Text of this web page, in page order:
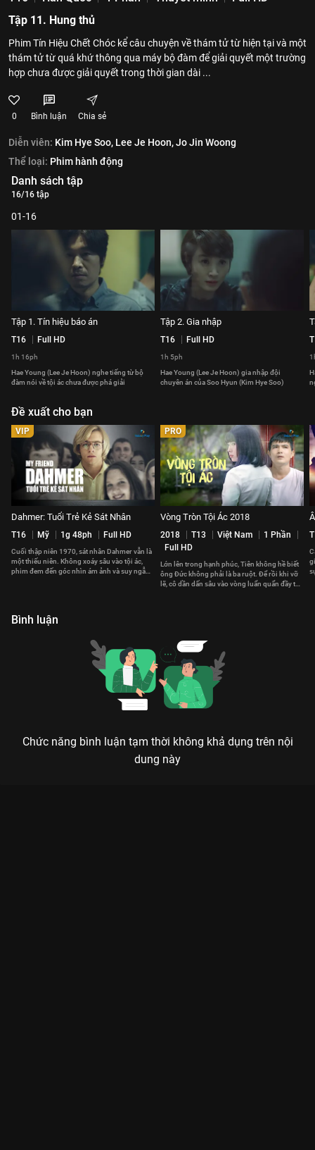
Tập 11. Hung thủ
Phim Tín Hiệu Chết Chóc kể câu chuyện về thám tử từ hiện tại và một
thám tử từ quá khứ thông qua máy bộ đàm để giải quyết một trường
hợp chưa được giải quyết trong thời gian dài ...
0 Bình luận Chia sẻ
Diễn viên: Kim Hye Soo, Lee Je Hoon,Jo Jin Woong
Thể loại: Phim hành động
Danh sách tập
16/16 tập
01-16
Tập 1. Tín hiệu báo án
T16 Full HD
1h 16ph
Hae Young (Lee Je Hoon) nghe tiếng từ bộ
đàm nói về tội ác chưa được phá giải
Tập 2. Gia nhập
T16 Full HD
1h 5ph
Hae Young (Lee Je Hoon) gia nhập đội
chuyên án của Soo Hyun (Kim Hye Soo)
Đề xuất cho bạn
VIP
Dahmer: Tuổi Trẻ Kẻ Sát Nhân
T16 Mỹ 1g 48ph Full HD
Cuối thập niên 1970, sát nhân Dahmer vẫn là
một thiếu niên. Không xoáy sâu vào tội ác,
phim đem đến góc nhìn ám ảnh và suy ngẫm
PRO
Vòng Tròn Tội Ác 2018
2018 T13 Việt Nam
1 Phần
Full HD
Lớn lên trong hạnh phúc, Tiên không hề biết
ông Đức không phải là ba ruột. Để rồi khi vỡ
lẽ, cô dần dấn sâu vào vòng luẩn quẩn đầy tội
Bình luận
Chức năng bình luận tạm thời không khả dụng trên nội
dung này